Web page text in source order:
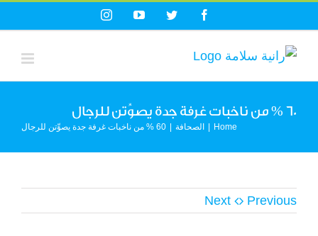
to
content
Facebook
Twitter
YouTube
Instagram
60 % من ناخبات غرفة جدة يصوِّتن للرجال
Home الصحافة 60 % من ناخبات غرفة جدة يصوِّتن للرجال
Previous
Next